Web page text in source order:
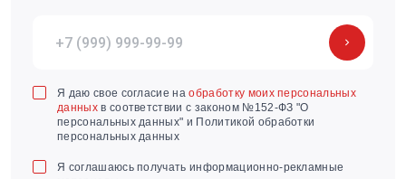
Я даю свое согласие наобработку моих персональных
данныхв соответствии с законом №152-ФЗ "О
персональных данных" и Политикой обработки
персональных данных
Я соглашаюсь получать информационно-рекламные